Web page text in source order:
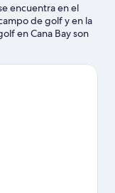
encuentra en el
de golf y en la
en Cana Bay son
vacaciones
Para una